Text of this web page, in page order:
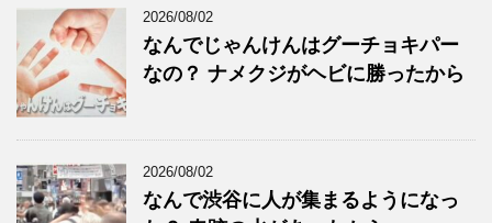
2026/08/02
なんでじゃんけんはグーチョキパー
なの？ ナメクジがヘビに勝ったから
2026/08/02
なんで渋谷に人が集まるようになっ